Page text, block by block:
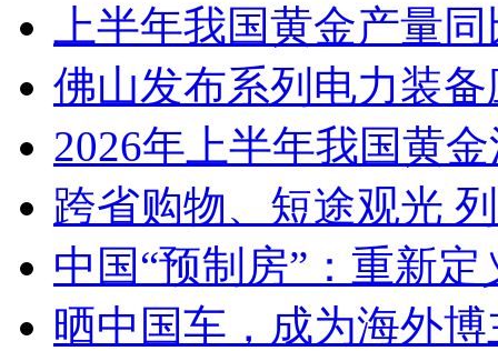
上半年我国黄金产量
佛山发布系列电力装
2026年上半年我国黄
跨省购物、短途观光
中国“预制房”：重新
晒中国车，成为海外博